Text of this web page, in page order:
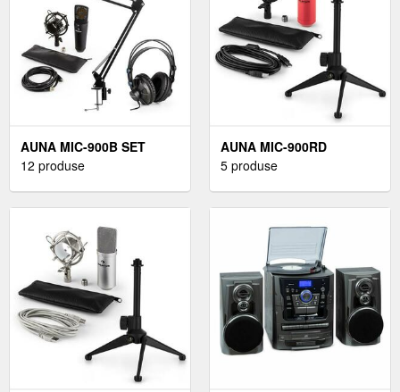
AUNA MIC-900B SET
12 produse
AUNA MIC-900RD
5 produse